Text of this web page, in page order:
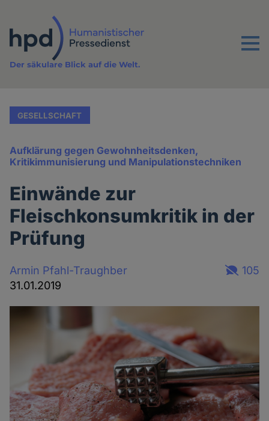
Inhalt
Menu
Der säkulare Blick auf die Welt.
GESELLSCHAFT
Aufklärung gegen Gewohnheitsdenken,
Kritikimmunisierung und Manipulationstechniken
Einwände zur
Fleischkonsumkritik in der
Prüfung
Armin Pfahl-Traughber
31.01.2019
105